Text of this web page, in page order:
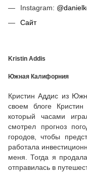
Instagram:
Сайт
Kristin Addis
Южная Калифорния
Кристин Аддис из
своем блоге
который часами
смотрел прогноз
городов, чтобы
работала
меня. Тогда я
отправилась в